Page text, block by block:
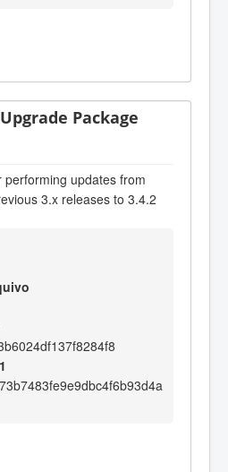
Package
updates from
3.x releases to 3.4.2